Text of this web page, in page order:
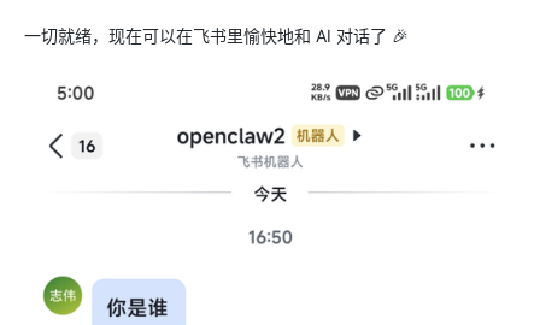
一切就绪，现在可以在飞书里愉快地和 AI 对话了 🎉